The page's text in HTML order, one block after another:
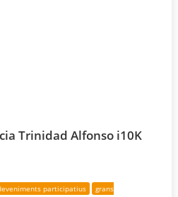
Trinidad Alfonso i10K
participatius
grans